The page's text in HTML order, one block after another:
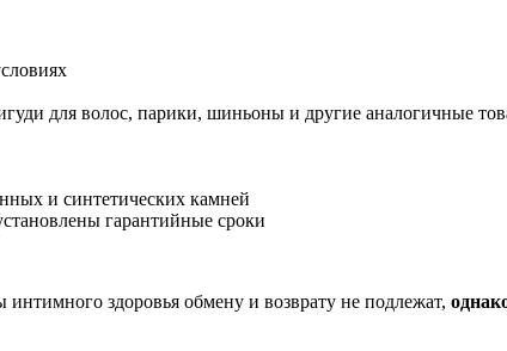
для волос, парики, шиньоны и другие аналогичные
и синтетических камней
гарантийные сроки
здоровья обмену и возврату не подлежат,